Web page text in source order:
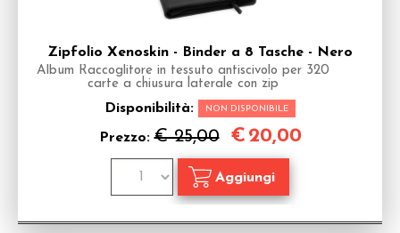
Zipfolio Xenoskin - Binder a 8 Tasche - Nero
Album Raccoglitore in tessuto antiscivolo per 320
carte a chiusura laterale con zip
Disponibilità: NON DISPONIBILE
Prezzo:€ 25,00 € 20,00